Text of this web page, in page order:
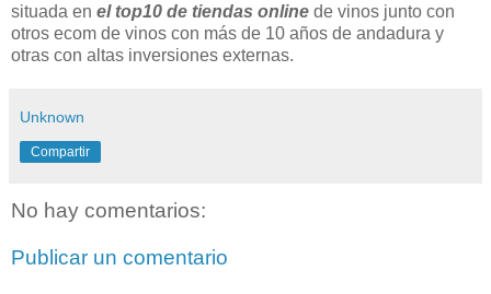
situada en el top10 de tiendas online de vinos junto con
otros ecom de vinos con más de 10 años de andadura y
otras con altas inversiones externas.
Unknown
Compartir
No hay comentarios:
Publicar un comentario